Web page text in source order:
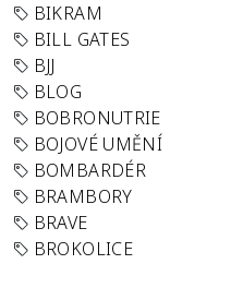
BIKRAM
BILL GATES
BJJ
BLOG
BOBRONUTRIE
BOJOVÉ UMĚNÍ
BOMBARDÉR
BRAMBORY
BRAVE
BROKOLICE